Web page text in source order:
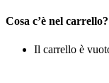
Cosa c’è nel carrello?
Il carrello è